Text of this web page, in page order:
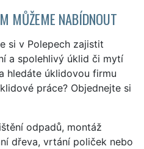
MŮŽEME NABÍDNOUT
si v Polepech zajistit
a spolehlivý úklid či mytí
hledáte úklidovou firmu
práce? Objednejte si
odpadů, montáž
dřeva, vrtání poliček nebo